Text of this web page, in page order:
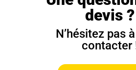
devis ?
N’hésitez pas
contacter